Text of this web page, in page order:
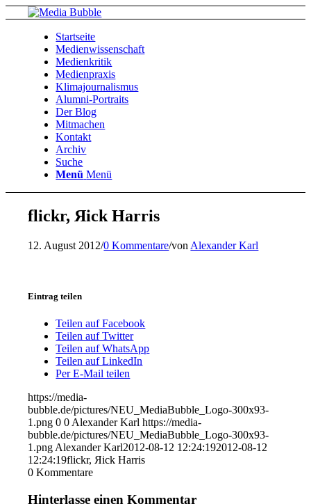
Startseite
Medienwissenschaft
Medienkritik
Medienpraxis
Klimajournalismus
Alumni-Portraits
Der Blog
Mitmachen
Kontakt
Archiv
Suche
Menü Menü
flickr, Яick Harris
12. August 2012/0 Kommentare/von Alexander Karl
Eintrag teilen
Teilen auf Facebook
Teilen auf Twitter
Teilen auf WhatsApp
Teilen auf LinkedIn
Per E-Mail teilen
https://media-
bubble.de/pictures/NEU_MediaBubble_Logo-300x93-
1.png 0 0 Alexander Karl https://media-
bubble.de/pictures/NEU_MediaBubble_Logo-300x93-
1.png Alexander Karl2012-08-12 12:24:192012-08-12
12:24:19flickr, Яick Harris
0 Kommentare
Hinterlasse einen Kommentar